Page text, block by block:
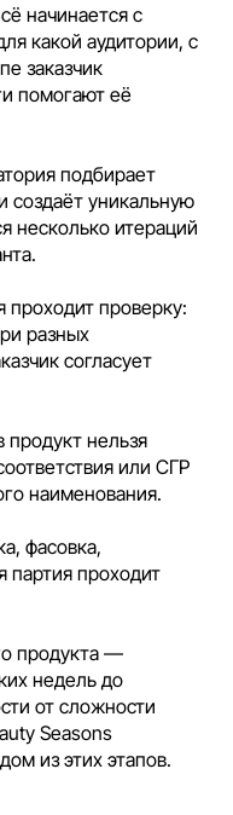
начинается с
какой аудитории, с
заказчик
помогают её
подбирает
создаёт уникальную
несколько итераций
проходит проверку:
разных
согласует
продукт нельзя
или СГР
наименования.
фасовка,
партия проходит
продукта —
недель до
от сложности
Seasons
из этих этапов.